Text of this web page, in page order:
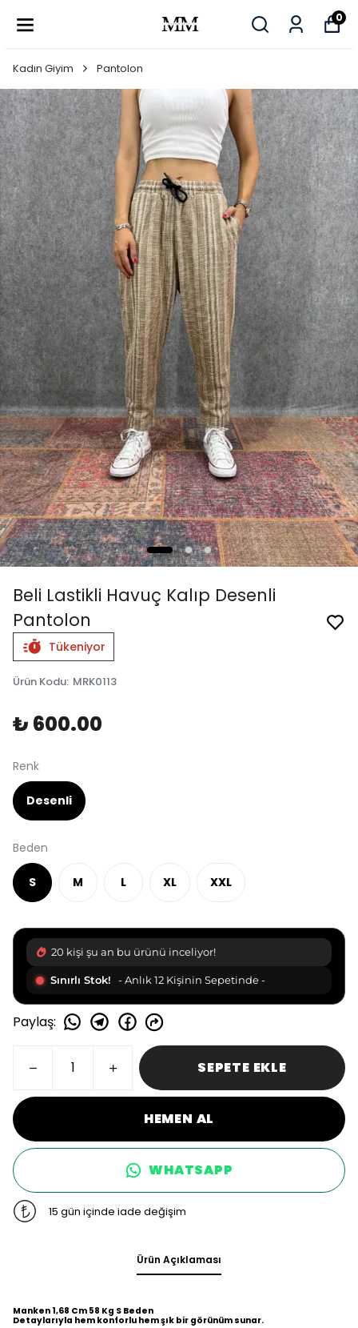
0
Kadın Giyim Pantolon
Beli Lastikli Havuç Kalıp Desenli
Pantolon
Tükeniyor
Ürün Kodu: MRK0113
₺ 600.00
Renk
Desenli
Beden
S M L XL XXL
20 kişi şu an bu ürünü inceliyor!
Sınırlı Stok! - Anlık 12 Kişinin Sepetinde -
Paylaş:
SEPETE EKLE
HEMEN AL
WHATSAPP
15 gün içinde iade değişim
Ürün Açıklaması
Manken 1,68 Cm 58 Kg S Beden
Detaylarıyla hem konforlu hem şık bir görünüm sunar.